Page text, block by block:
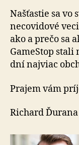
Našťastie sa vo
necovidové
ako a prečo sa
GameStop
dní najviac
Prajem vám
Richard Ďurana